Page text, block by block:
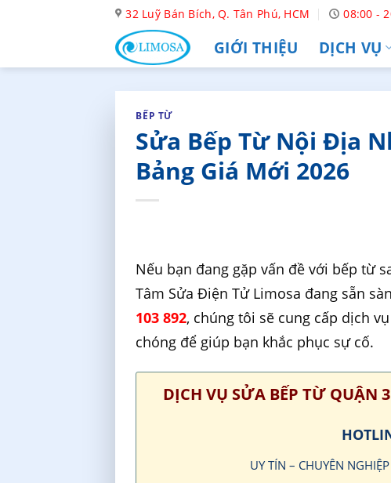
32 Luỹ Bán Bích, Q. Tân Phú, HCM 08:00 -
GIỚI THIỆU DỊCH VỤ
BẾP TỪ
Sửa Bếp Từ Nội Địa
Bảng Giá Mới 2026
Nếu bạn đang gặp vấn đề với bếp từ
Tâm Sửa Điện Tử Limosa đang sẵn
103 892, chúng tôi sẽ cung cấp dịch
chóng để giúp bạn khắc phục sự cố.
DỊCH VỤ SỬA BẾP TỪ QUẬN
UY TÍN – CHUYÊN